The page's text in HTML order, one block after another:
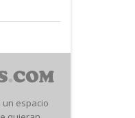
espacio